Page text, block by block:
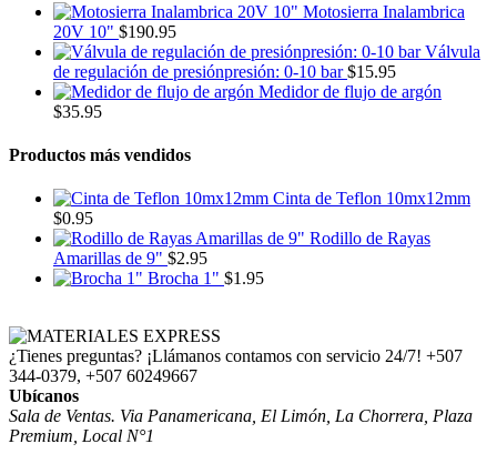
Motosierra Inalambrica
20V 10" $190.95
Válvula
de regulación de presiónpresión: 0-10 bar $15.95
Medidor de flujo de argón
$35.95
Productos más vendidos
Cinta de Teflon 10mx12mm
$0.95
Rodillo de Rayas
Amarillas de 9" $2.95
Brocha 1" $1.95
¿Tienes preguntas? ¡Llámanos contamos con servicio 24/7! +507
344-0379, +507 60249667
Ubícanos
Sala de Ventas. Via Panamericana, El Limón, La Chorrera, Plaza
Premium, Local N°1